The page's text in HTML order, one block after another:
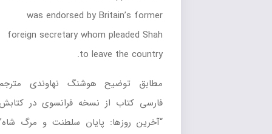
was endorsed by Britain’s former
foreign secretary whom pleaded Shah
to leave the country.
مطابق توضیح هوشنگ نهاوندی مترجم
فارسی کتاب از نسخه فرانسوی در کتابش
“آخ‍ری‍ن روزه‍ا: پ‍ای‍ان س‍ل‍طن‍ت و م‍رگ ش‍اه”